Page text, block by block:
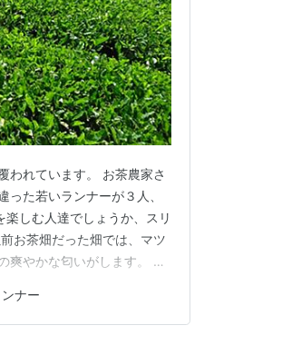
われています。 お茶農家さ
た若いランナーが３人、
しむ人達でしょうか、スリ
お茶畑だった畑では、マツ
爽やかな匂いがします。 こ
近くなり雨が多くなりまし
ナー